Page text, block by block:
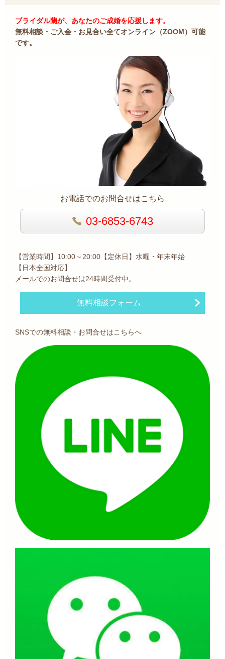
ブライダル蘭が、あなたのご成婚を応援します。
無料相談・ご入会・お見合い全てオンライン（ZOOM）可能
です。
お電話でのお問合せはこちら
03-6853-6743
【営業時間】10:00～20:00【定休日】水曜・年末年始
【日本全国対応】
メールでのお問合せは24時間受付中。
無料相談フォーム
SNSでの無料相談・お問合せはこちらへ